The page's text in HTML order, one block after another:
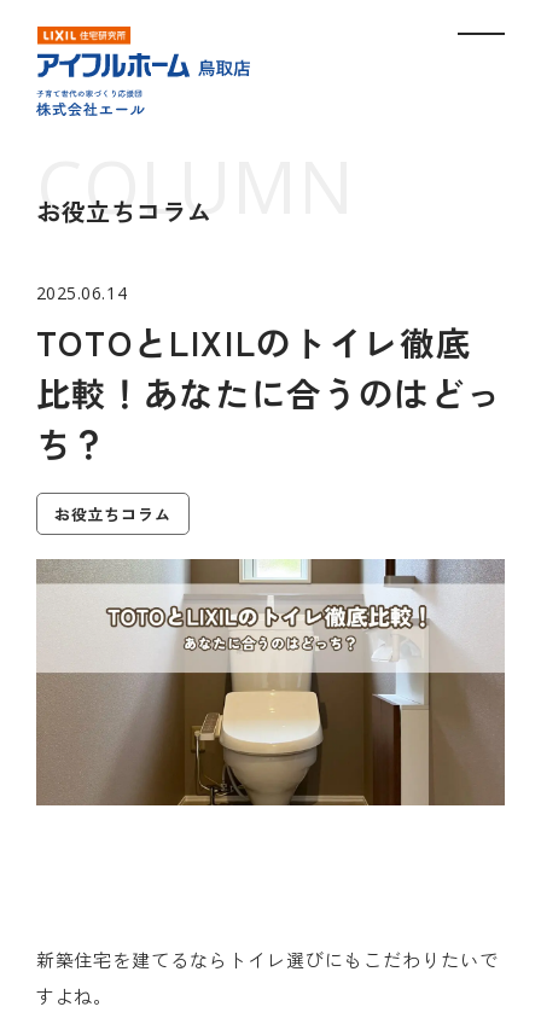
お役立ちコラム
2025.06.14
TOTOとLIXILのトイレ徹底
比較！あなたに合うのはどっ
ち？
お役立ちコラム
新築住宅を建てるならトイレ選びにもこだわりたいで
すよね。